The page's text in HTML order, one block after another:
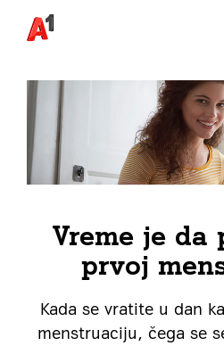
Vreme je da
prvoj
Kada se vratite u dan
menstruaciju, čega se